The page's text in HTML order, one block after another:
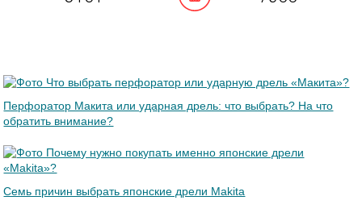
Перфоратор Макита или ударная дрель: что выбрать? На что
обратить внимание?
Семь причин выбрать японские дрели Makita